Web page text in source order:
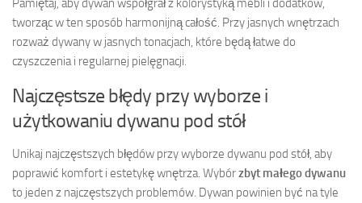
Pamiętaj, aby dywan współgrał z kolorystyką mebli i dodatków,
tworząc w ten sposób harmonijną całość. Przy jasnych wnętrzach
rozważ dywany w jasnych tonacjach, które będą łatwe do
czyszczenia i regularnej pielęgnacji.
Najczęstsze błędy przy wyborze i
użytkowaniu dywanu pod stół
Unikaj najczęstszych błędów przy wyborze dywanu pod stół, aby
poprawić komfort i estetykę wnętrza. Wybórzbyt małego dywanu
to jeden z najczęstszych problemów. Dywan powinien być na tyle